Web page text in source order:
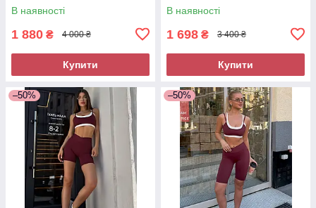
В наявності
1 880 ₴ 4 000 ₴
Купити
В наявності
1 698 ₴ 3 400 ₴
Купити
–50% –50%